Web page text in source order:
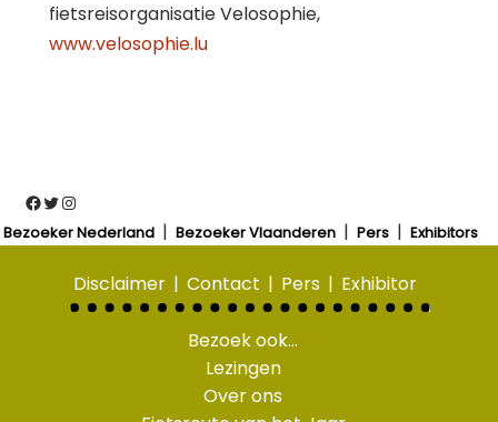
fietsreisorganisatie Velosophie,
www.velosophie.lu
Facebook
Twitter
Instagram
Bezoeker Nederland Bezoeker Vlaanderen Pers Exhibitors
Disclaimer Contact Pers Exhibitor
Bezoek ook…
Lezingen
Over ons